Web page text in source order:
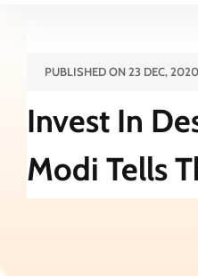
PUBLISHED ON 23 DEC, 2020
Invest In
Modi Tells